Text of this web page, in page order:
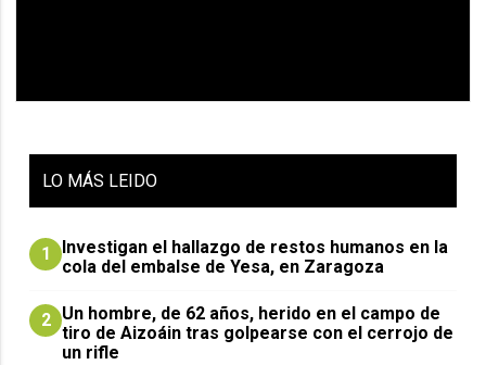
LO MÁS LEIDO
1
Investigan el hallazgo de restos humanos en la
cola del embalse de Yesa, en Zaragoza
2 Un hombre, de 62 años, herido en el campo de
tiro de Aizoáin tras golpearse con el cerrojo de
un rifle